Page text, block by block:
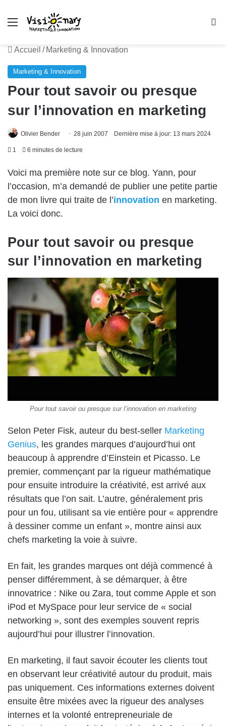
Menu
Accueil / Marketing & Innovation
Marketing & Innovation
Pour tout savoir ou presque
sur l’innovation en marketing
Olivier Bender 28 juin 2007 Dernière mise à jour: 13 mars 2024
1 6 minutes de lecture
Voici ma première note sur ce blog. Yann, pour
l’occasion, m’a demandé de publier une petite partie
de mon livre qui traite de l’innovation en marketing.
La voici donc.
Pour tout savoir ou presque
sur l’innovation en marketing
Pour tout savoir ou presque sur l’innovation en marketing
Selon Peter Fisk, auteur du best-seller Marketing
Genius, les grandes marques d’aujourd’hui ont
beaucoup à apprendre d’Einstein et Picasso. Le
premier, commençant par la rigueur mathématique
pour ensuite introduire la créativité, est arrivé aux
résultats que l’on sait. L’autre, généralement pris
pour un fou, utilisant sa vie entière pour « apprendre
à dessiner comme un enfant », montre ainsi aux
chefs marketing la voie à suivre.
En fait, les grandes marques ont déjà commencé à
penser différemment, à se démarquer, à être
innovatrice : Nike ou Zara, tout comme Apple et son
iPod et MySpace pour leur service de « social
networking », sont des exemples souvent repris
aujourd’hui pour illustrer l’innovation.
En marketing, il faut savoir écouter les clients tout
en observant leur créativité autour du produit, mais
pas uniquement. Ces informations externes doivent
ensuite être mixées avec la rigueur des analyses
internes et la volonté entrepreneuriale de